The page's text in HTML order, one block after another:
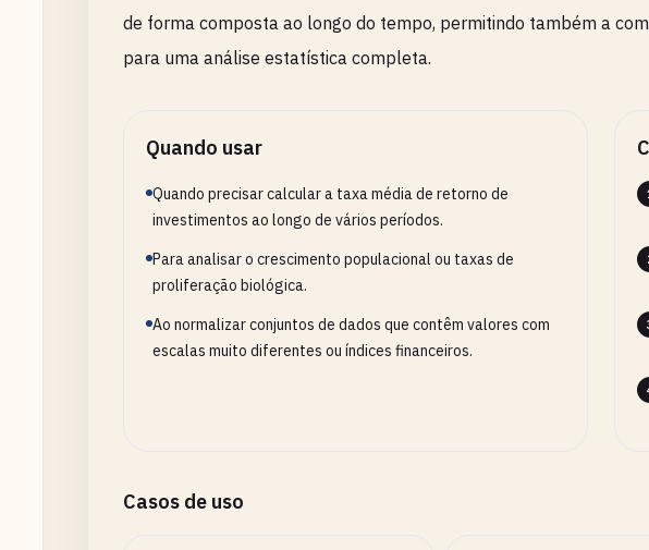
de forma composta ao longo do tempo, permitindo também a
para uma análise estatística completa.
Quando usar
Quando precisar calcular a taxa média de retorno de
investimentos ao longo de vários períodos.
Para analisar o crescimento populacional ou taxas de
proliferação biológica.
Ao normalizar conjuntos de dados que contêm valores com
escalas muito diferentes ou índices financeiros.
Casos de uso